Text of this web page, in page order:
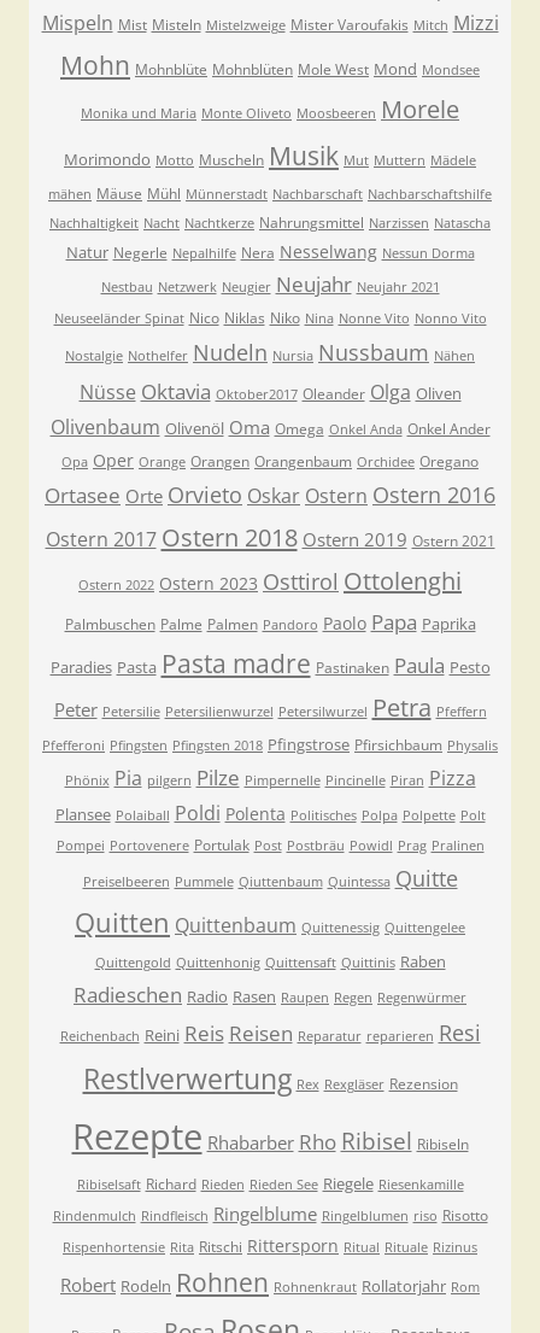
Mispeln Mist Misteln Mistelzweige Mister Varoufakis Mitch Mizzi
Mohn Mohnblüte Mohnblüten Mole West Mond Mondsee
Monika und Maria Monte Oliveto Moosbeeren Morele
Morimondo Motto Muscheln Musik Mut Muttern Mädele
mähen Mäuse Mühl Münnerstadt Nachbarschaft Nachbarschaftshilfe
Nachhaltigkeit Nacht Nachtkerze Nahrungsmittel Narzissen Natascha
Natur Negerle Nepalhilfe Nera Nesselwang Nessun Dorma
Nestbau Netzwerk Neugier Neujahr Neujahr 2021
Neuseeländer Spinat Nico Niklas Niko Nina Nonne Vito Nonno Vito
Nostalgie Nothelfer Nudeln Nursia Nussbaum Nähen
Nüsse Oktavia Oktober2017 Oleander Olga Oliven
Olivenbaum Olivenöl Oma Omega Onkel Anda Onkel Ander
Opa Oper Orange Orangen Orangenbaum Orchidee Oregano
Ortasee Orte Orvieto Oskar Ostern Ostern 2016
Ostern 2017 Ostern 2018 Ostern 2019 Ostern 2021
Ostern 2022 Ostern 2023 Osttirol Ottolenghi
Palmbuschen Palme Palmen Pandoro Paolo Papa Paprika
Paradies Pasta Pasta madre Pastinaken Paula Pesto
Peter Petersilie Petersilienwurzel Petersilwurzel Petra Pfeffern
Pfefferoni Pfingsten Pfingsten 2018 Pfingstrose Pfirsichbaum Physalis
Phönix Pia pilgern Pilze Pimpernelle Pincinelle Piran Pizza
Plansee Polaiball Poldi Polenta Politisches Polpa Polpette Polt
Pompei Portovenere Portulak Post Postbräu Powidl Prag Pralinen
Preiselbeeren Pummele Qiuttenbaum Quintessa Quitte
Quitten Quittenbaum Quittenessig Quittengelee
Quittengold Quittenhonig Quittensaft Quittinis Raben
Radieschen Radio Rasen Raupen Regen Regenwürmer
Reichenbach Reini Reis Reisen Reparatur reparieren Resi
Restlverwertung Rex Rexgläser Rezension
Rezepte Rhabarber Rho Ribisel Ribiseln
Ribiselsaft Richard Rieden Rieden See Riegele Riesenkamille
Rindenmulch Rindfleisch Ringelblume Ringelblumen riso Risotto
Rispenhortensie Rita Ritschi Rittersporn Ritual Rituale Rizinus
Robert Rodeln Rohnen Rohnenkraut Rollatorjahr Rom